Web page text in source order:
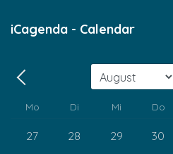
iCagenda - Calendar
Zurück - Monat
Mo
Di Mi Do
27 28 29 30